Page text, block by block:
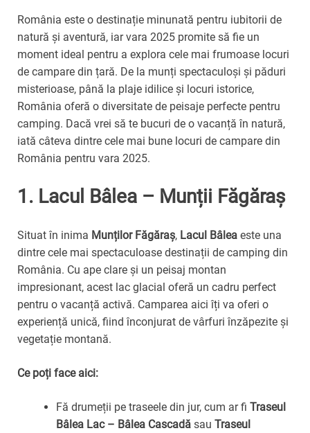
România este o destinație minunată pentru iubitorii de
natură și aventură, iar vara 2025 promite să fie un
moment ideal pentru a explora cele mai frumoase locuri
de campare din țară. De la munți spectaculoși și păduri
misterioase, până la plaje idilice și locuri istorice,
România oferă o diversitate de peisaje perfecte pentru
camping. Dacă vrei să te bucuri de o vacanță în natură,
iată câteva dintre cele mai bune locuri de campare din
România pentru vara 2025.
1. Lacul Bâlea – Munții Făgăraș
Situat în inima Munților Făgăraș, Lacul Bâlea este una
dintre cele mai spectaculoase destinații de camping din
România. Cu ape clare și un peisaj montan
impresionant, acest lac glacial oferă un cadru perfect
pentru o vacanță activă. Camparea aici îți va oferi o
experiență unică, fiind înconjurat de vârfuri înzăpezite și
vegetație montană.
Ce poți face aici:
Fă drumeții pe traseele din jur, cum ar fi Traseul
Bâlea Lac – Bâlea Cascadă sau Traseul